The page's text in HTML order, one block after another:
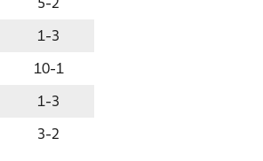
5-2
1-3
10-1
1-3
3-2